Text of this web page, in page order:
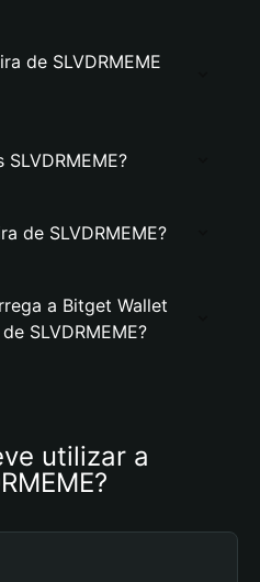
de SLVDRMEME
de SLVDRMEME?
a Bitget Wallet
SLVDRMEME?
utilizar a